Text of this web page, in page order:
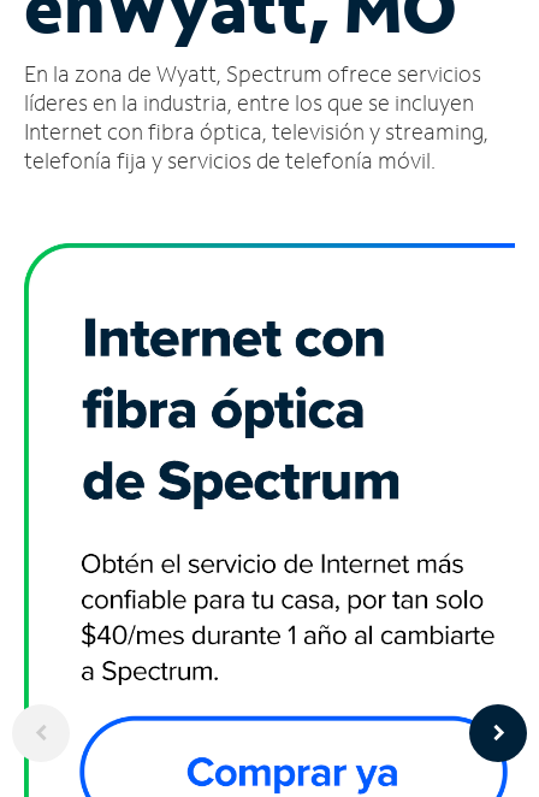
cuenta
Encuentra
una
tienda
En la zona de Wyatt, Spectrum ofrece servicios
líderes en la industria, entre los que se incluyen
Internet con fibra óptica, televisión y streaming,
telefonía fija y servicios de telefonía móvil.